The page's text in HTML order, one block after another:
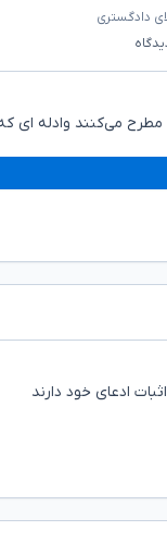
دادگستری
می‌کنند وادله ای
ادعای خود دارند